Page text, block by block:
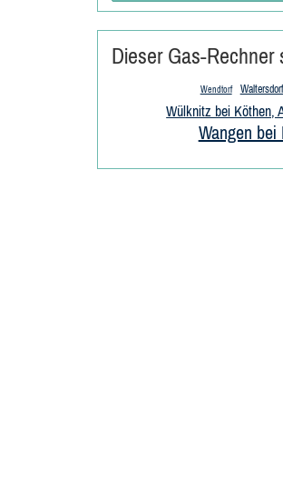
Dieser Gas-Rechner
Wendtorf
Wülknitz bei Köthen,
Wangen bei